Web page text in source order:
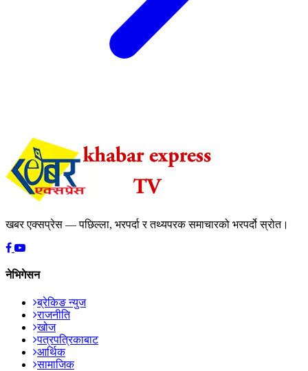
खबर एक्सप्रेस — पछिल्ला, भरपर्दा र तथ्यपरक समाचारको भरपर्दो स्रोत।
नेभिगेसन
ब्रेकिङ न्युज
राजनीति
खोज
पत्रपत्रिकाबाट
आर्थिक
सामाजिक